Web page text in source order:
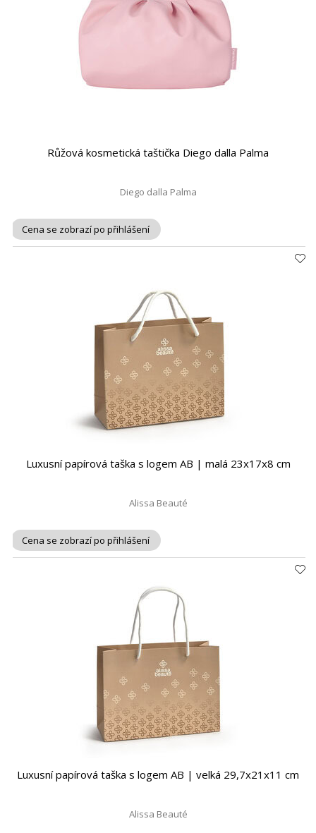
Růžová kosmetická taštička Diego dalla Palma
Diego dalla Palma
Cena se zobrazí po přihlášení
Luxusní papírová taška s logem AB | malá 23x17x8 cm
Alissa Beauté
Cena se zobrazí po přihlášení
Luxusní papírová taška s logem AB | velká 29,7x21x11 cm
Alissa Beauté